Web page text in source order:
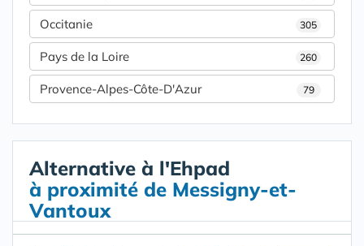
Occitanie 305
Pays de la Loire 260
Provence-Alpes-Côte-D'Azur 79
Alternative à l'Ehpad
à proximité de Messigny-et-
Vantoux